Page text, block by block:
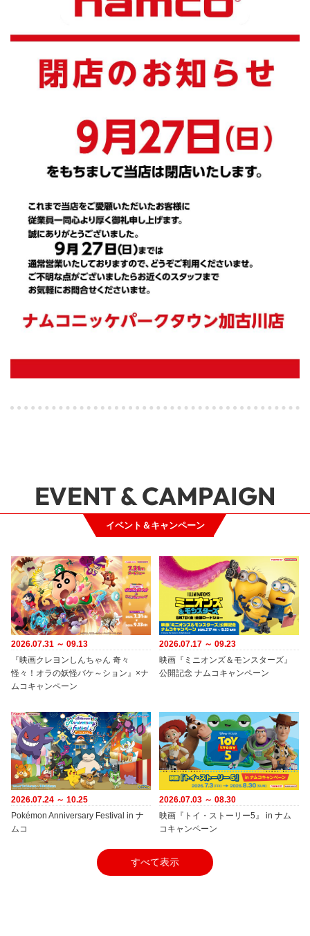
イベント＆キャンペーン
EVENT & CAMPAIGN
2026.07.31 ～ 09.13
『映画クレヨンしんちゃん 奇々
怪々！オラの妖怪バケ～ション』×ナ
ムコキャンペーン
2026.07.17 ～ 09.23
映画『ミニオンズ＆モンスターズ』
公開記念 ナムコキャンペーン
2026.07.24 ～ 10.25
Pokémon Anniversary Festival in ナ
ムコ
2026.07.03 ～ 08.30
映画『トイ・ストーリー5』 in ナム
コキャンペーン
すべて表示